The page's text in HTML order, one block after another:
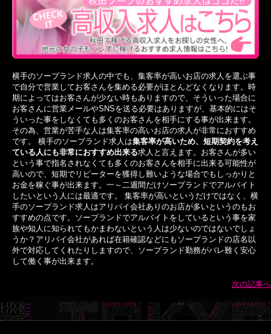
横手のソープランド求人の中でも、集客率が高いお店の求人を選ぶ事
で自分で営業してお客さんを集める必要がほとんどなくなります。時
期によってはお客さんが少ない時もありますので、そういった場合に
お客さんに営業メールやSNSを送る必要はありますが、基本的にはそ
ういった事をしなくても多くのお客さんを相手にする事が出来ます。
その為、営業が苦手な人は集客率の高いお店の求人が非常におすすめ
です。 横手のソープランド求人は集客率が高いため、短期契約を考え
ている人にも非常におすすめ出来る求人と言えます。お客さんが多い
という事で指名されなくても多くのお客さんを相手に出来る可能性が
高いので、短期でリピーターを獲得し難いような場合でもしっかりと
お金を稼ぐ事が出来ます。一～二週間だけソープランドでアルバイト
したいという人には最適です。 集客率が高いというだけではなく、横
手のソープランド求人はアリバイ会社ありのお店が多いというのもお
すすめの点です。ソープランドでアルバイトをしているという事を家
族や知人に知られてもかまわないという人は少ないのではないでしょ
うか？アリバイ会社があれば在籍確認などにもソープランドの店名以
外で対応してくれたりしますので、ソープランド勤務がバレ難く安心
して働く事が出来ます。
次の記事へ